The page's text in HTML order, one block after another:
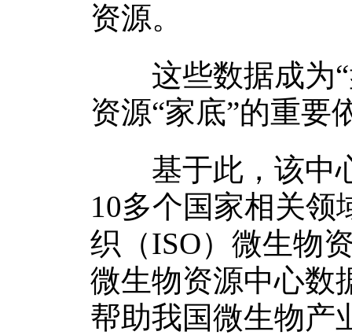
资源。
这些数据成为“
资源“家底”的重要
基于此，该中心
10多个国家相关领
织（ISO）微生物
微生物资源中心数
帮助我国微生物产